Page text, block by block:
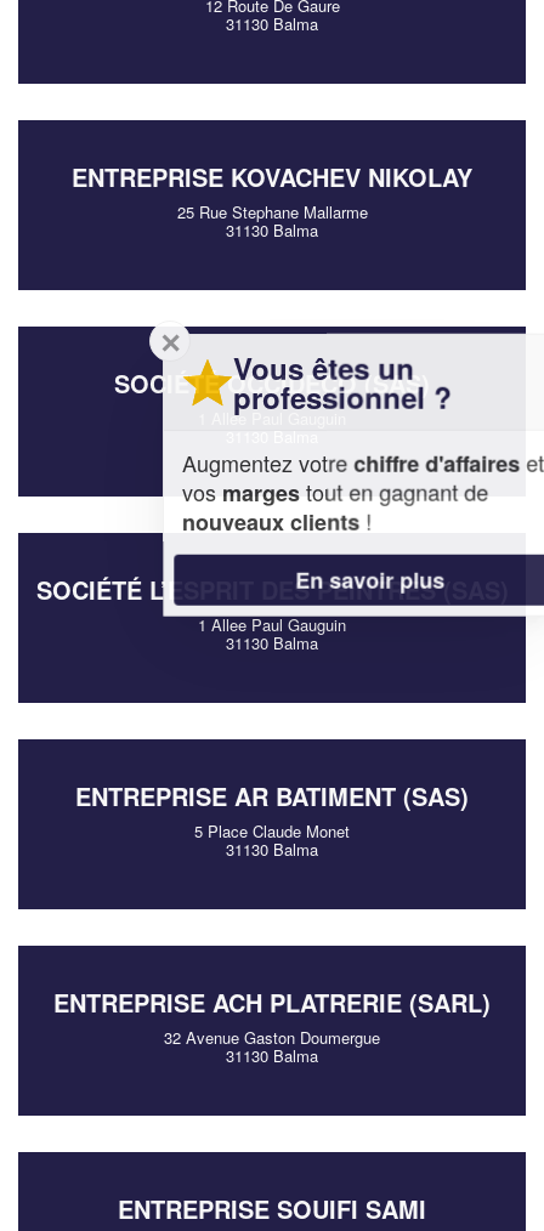
12 Route De Gaure
31130 Balma
ENTREPRISE KOVACHEV NIKOLAY
25 Rue Stephane Mallarme
31130 Balma
SOCIÉTÉ OCCIDECO (SAS)
1 Allee Paul Gauguin
31130 Balma
SOCIÉTÉ L’ESPRIT DES PEINTRES (SAS)
1 Allee Paul Gauguin
31130 Balma
ENTREPRISE AR BATIMENT (SAS)
5 Place Claude Monet
31130 Balma
ENTREPRISE ACH PLATRERIE (SARL)
32 Avenue Gaston Doumergue
31130 Balma
ENTREPRISE SOUIFI SAMI
Vous êtes un
professionnel ?
Augmentez votrechiffre d'affaireset
vosmargestout en gagnant de
nouveaux clients!
En savoir plus